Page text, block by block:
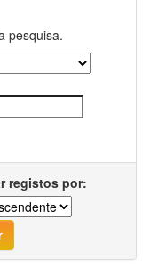
pesquisa.
registos por: